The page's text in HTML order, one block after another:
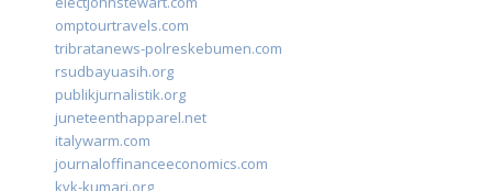
omptourtravels.com
tribratanews-polreskebumen.com
rsudbayuasih.org
publikjurnalistik.org
juneteenthapparel.net
italywarm.com
journaloffinanceeconomics.com
kvk-kumari.org